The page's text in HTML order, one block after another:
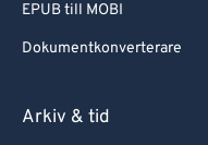
EPUB till MOBI
Dokumentkonverterare
Arkiv & tid